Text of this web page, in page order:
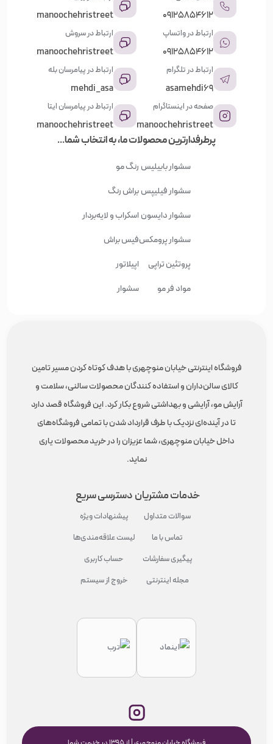
09125854612
ارتباط در واتساپ
09125854612
ارتباط در تلگرام
asamehdi69
صفحه در اینستاگرام
manoochehristreet
manoochehristreet
ارتباط در سروش
manoochehristreet
ارتباط در پیامرسان بله
mehdi_asa
ارتباط در پیامرسان ایتا
manoochehristreet
پرطرفدارترین محصولات ما، به انتخاب شما...
سشوار بابیلیس
سشوار فیلیپس
سشوار دایسون
سشوار پرومکس
پروتئین تراپی
مواد فر مو
رنگ مو
براش رنگ
اسکراب و لایه‌بردار
فیس براش
اپیلاتور
سشوار
فروشگاه اینترنتی خیابان منوچهری با هدف کوتاه کردن مسیر تامین
کالای سالن‌داران و استفاده کنندگان محصولات سالنی، سلامت و
آرایش مو، آرایشی و بهداشتی شروع بکار کرد. این فروشگاه قصد دارد
تا در آینده‌ای نزدیک با طرف قرارداد شدن با تمامی فروشگاه‌های
داخل خیابان منوچهری، شما عزیزان را در خرید محصولات یاری
نماید.
خدمات مشتریان
سوالات متداول
تماس با ما
پیگیری سفارشات
مجله اینترنتی
دسترسی سریع
پیشنهادات ویژه
لیست علاقه‌مندی‌ها
حساب کاربری
خروج از سیستم